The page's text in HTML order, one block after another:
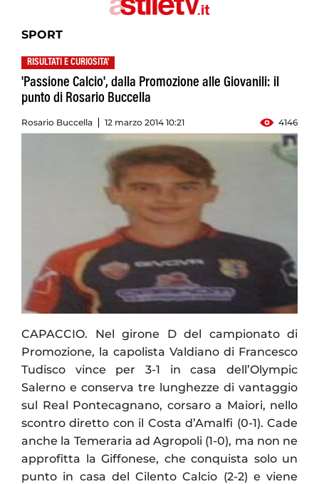
SPORT
RISULTATI E CURIOSITA'
'Passione Calcio', dalla Promozione alle Giovanili: il
punto di Rosario Buccella
Rosario Buccella 12 marzo 2014 10:21 4146
CAPACCIO. Nel girone D del campionato di
Promozione, la capolista Valdiano di Francesco
Tudisco vince per 3-1 in casa dell’Olympic
Salerno e conserva tre lunghezze di vantaggio
sul Real Pontecagnano, corsaro a Maiori, nello
scontro diretto con il Costa d’Amalfi (0-1). Cade
anche la Temeraria ad Agropoli (1-0), ma non ne
approfitta la Giffonese, che conquista solo un
punto in casa del Cilento Calcio (2-2) e viene